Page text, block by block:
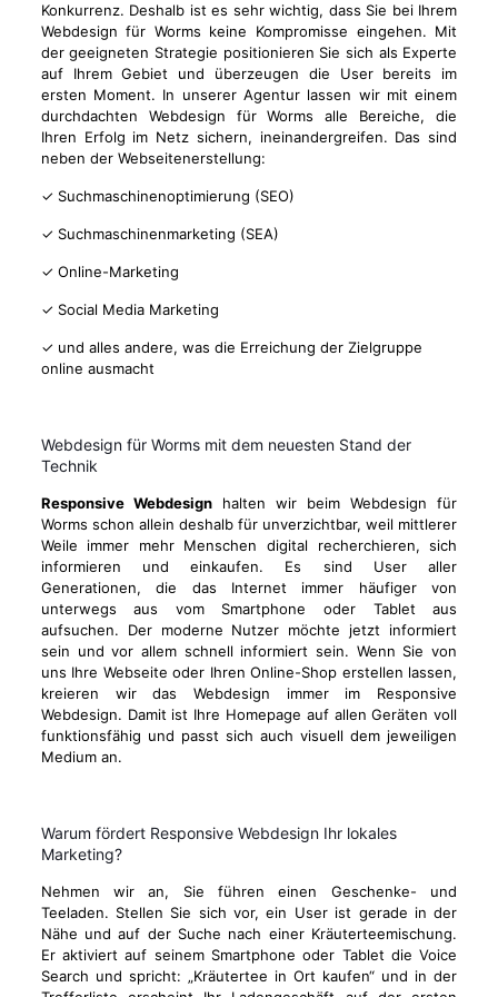
Konkurrenz. Deshalb ist es sehr wichtig, dass Sie bei Ihrem
Webdesign für Worms keine Kompromisse eingehen. Mit
der geeigneten Strategie positionieren Sie sich als Experte
auf Ihrem Gebiet und überzeugen die User bereits im
ersten Moment. In unserer Agentur lassen wir mit einem
durchdachten Webdesign für Worms alle Bereiche, die
Ihren Erfolg im Netz sichern, ineinandergreifen. Das sind
neben der Webseitenerstellung:
✓ Suchmaschinenoptimierung (SEO)
✓ Suchmaschinenmarketing (SEA)
✓ Online-Marketing
✓ Social Media Marketing
✓ und alles andere, was die Erreichung der Zielgruppe
online ausmacht
Webdesign für Worms mit dem neuesten Stand der
Technik
Responsive Webdesignhalten wir beim Webdesign für
Worms schon allein deshalb für unverzichtbar, weil mittlerer
Weile immer mehr Menschen digital recherchieren, sich
informieren und einkaufen. Es sind User aller
Generationen, die das Internet immer häufiger von
unterwegs aus vom Smartphone oder Tablet aus
aufsuchen. Der moderne Nutzer möchte jetzt informiert
sein und vor allem schnell informiert sein. Wenn Sie von
uns Ihre Webseite oder Ihren Online-Shop erstellen lassen,
kreieren wir das Webdesign immer im Responsive
Webdesign. Damit ist Ihre Homepage auf allen Geräten voll
funktionsfähig und passt sich auch visuell dem jeweiligen
Medium an.
Warum fördert Responsive Webdesign Ihr lokales
Marketing?
Nehmen wir an, Sie führen einen Geschenke- und
Teeladen. Stellen Sie sich vor, ein User ist gerade in der
Nähe und auf der Suche nach einer Kräuterteemischung.
Er aktiviert auf seinem Smartphone oder Tablet die Voice
Search und spricht: „Kräutertee in Ort kaufen“ und in der